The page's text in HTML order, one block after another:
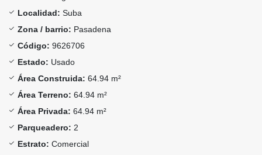
Localidad: Suba
Zona / barrio: Pasadena
Código: 9626706
Estado: Usado
Área Construida: 64.94 m²
Área Terreno: 64.94 m²
Área Privada: 64.94 m²
Parqueadero: 2
Estrato: Comercial